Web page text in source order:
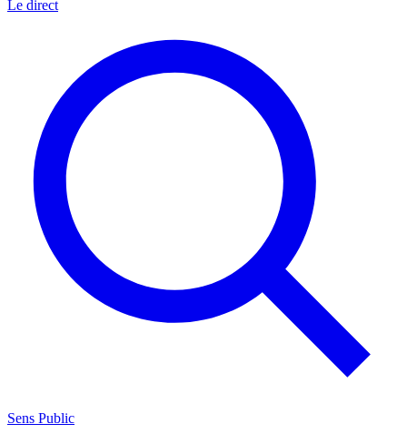
Le direct
Sens Public